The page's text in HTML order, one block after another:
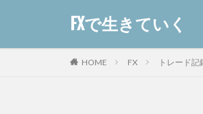
FXで生きていく
HOME FX トレード記